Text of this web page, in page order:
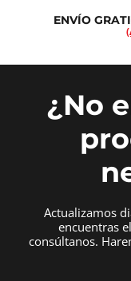
ENVÍO
¿No
Actualizamos
encuentras
consúltanos.